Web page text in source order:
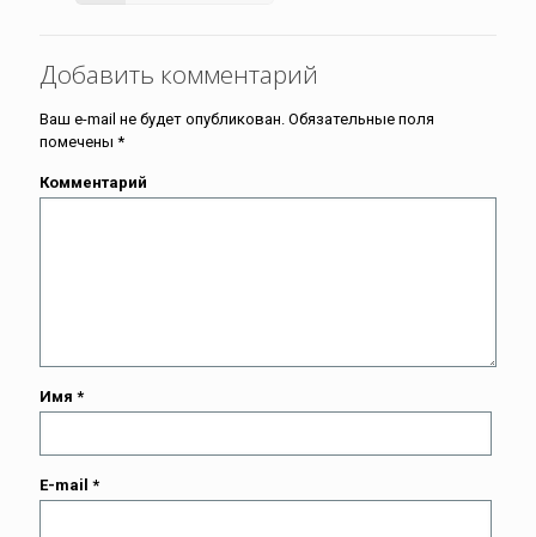
Добавить комментарий
Ваш e-mail не будет опубликован. Обязательные поля
помечены *
Комментарий
Имя *
E-mail *